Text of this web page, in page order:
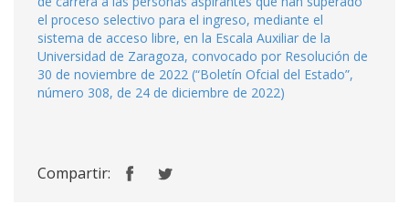
el proceso selectivo para el ingreso, mediante el
sistema de acceso libre, en la Escala Auxiliar de la
Universidad de Zaragoza, convocado por Resolución de
30 de noviembre de 2022 (“Boletín Ofcial del Estado”,
número 308, de 24 de diciembre de 2022)
Compartir: